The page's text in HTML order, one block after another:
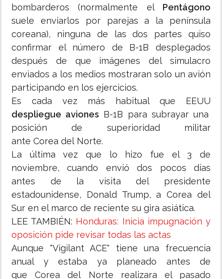
bombarderos (normalmente el Pentágono
suele enviarlos por parejas a la península
coreana), ninguna de las dos partes quiso
confirmar el número de B-1B desplegados
después de que imágenes del simulacro
enviados a los medios mostraran solo un avión
participando en los ejercicios.
Es cada vez más habitual que EEUU
despliegue aviones B-1B para subrayar una
posición de superioridad militar
ante Corea del Norte.
La última vez que lo hizo fue el 3 de
noviembre, cuando envió dos pocos días
antes de la visita del presidente
estadounidense, Donald Trump, a Corea del
Sur en el marco de reciente su gira asiática.
LEE TAMBIÉN: Honduras: Inicia impugnación y
oposición pide revisar todas las actas
Aunque "Vigilant ACE" tiene una frecuencia
anual y estaba ya planeado antes de
que Corea del Norte realizara el pasado